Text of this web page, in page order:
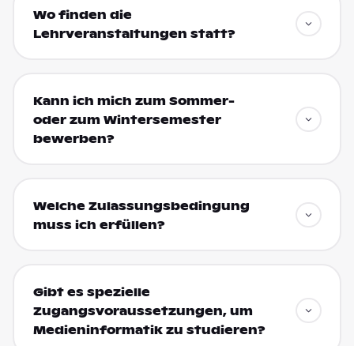
Wo finden die
Lehrveranstaltungen statt?
Kann ich mich zum Sommer-
oder zum Wintersemester
bewerben?
Welche Zulassungsbedingung
muss ich erfüllen?
Gibt es spezielle
Zugangsvoraussetzungen, um
Medieninformatik zu studieren?